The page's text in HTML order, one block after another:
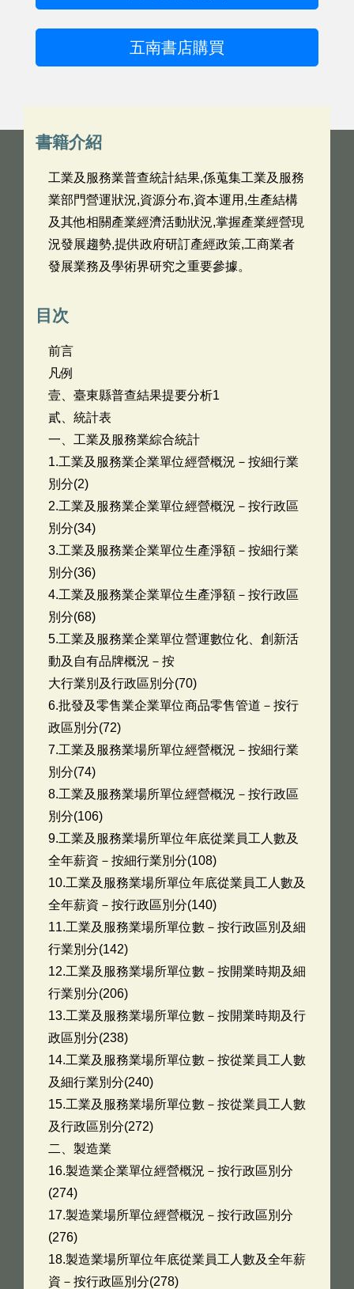
五南書店購買
書籍介紹
工業及服務業普查統計結果,係蒐集工業及服務
業部門營運狀況,資源分布,資本運用,生產結構
及其他相關產業經濟活動狀況,掌握產業經營現
況發展趨勢,提供政府研訂產經政策,工商業者
發展業務及學術界研究之重要參據。
目次
前言
凡例
壹、臺東縣普查結果提要分析1
貳、統計表
一、工業及服務業綜合統計
1.工業及服務業企業單位經營概況－按細行業
別分(2)
2.工業及服務業企業單位經營概況－按行政區
別分(34)
3.工業及服務業企業單位生產淨額－按細行業
別分(36)
4.工業及服務業企業單位生產淨額－按行政區
別分(68)
5.工業及服務業企業單位營運數位化、創新活
動及自有品牌概況－按
大行業別及行政區別分(70)
6.批發及零售業企業單位商品零售管道－按行
政區別分(72)
7.工業及服務業場所單位經營概況－按細行業
別分(74)
8.工業及服務業場所單位經營概況－按行政區
別分(106)
9.工業及服務業場所單位年底從業員工人數及
全年薪資－按細行業別分(108)
10.工業及服務業場所單位年底從業員工人數及
全年薪資－按行政區別分(140)
11.工業及服務業場所單位數－按行政區別及細
行業別分(142)
12.工業及服務業場所單位數－按開業時期及細
行業別分(206)
13.工業及服務業場所單位數－按開業時期及行
政區別分(238)
14.工業及服務業場所單位數－按從業員工人數
及細行業別分(240)
15.工業及服務業場所單位數－按從業員工人數
及行政區別分(272)
二、製造業
16.製造業企業單位經營概況－按行政區別分
(274)
17.製造業場所單位經營概況－按行政區別分
(276)
18.製造業場所單位年底從業員工人數及全年薪
資－按行政區別分(278)